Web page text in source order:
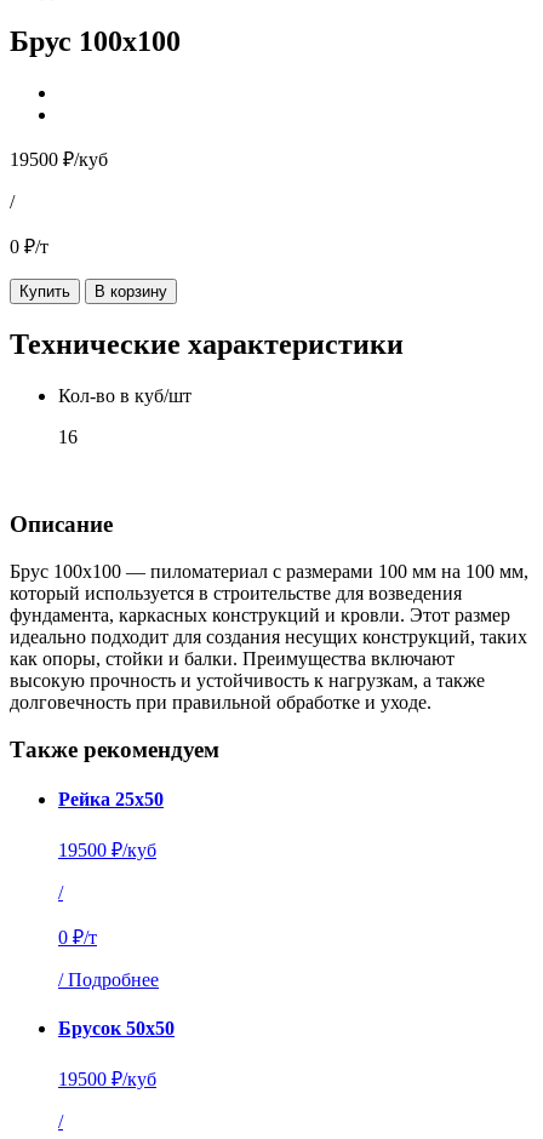
Брус 100х100
19500 ₽/куб
/
0 ₽/т
Купить В корзину
Технические характеристики
Кол-во в куб/шт
16
Описание
Брус 100х100 — пиломатериал с размерами 100 мм на 100 мм,
который используется в строительстве для возведения
фундамента, каркасных конструкций и кровли. Этот размер
идеально подходит для создания несущих конструкций, таких
как опоры, стойки и балки. Преимущества включают
высокую прочность и устойчивость к нагрузкам, а также
долговечность при правильной обработке и уходе.
Также рекомендуем
Рейка 25х50
19500 ₽/куб
/
0 ₽/т
/ Подробнее
Брусок 50х50
19500 ₽/куб
/